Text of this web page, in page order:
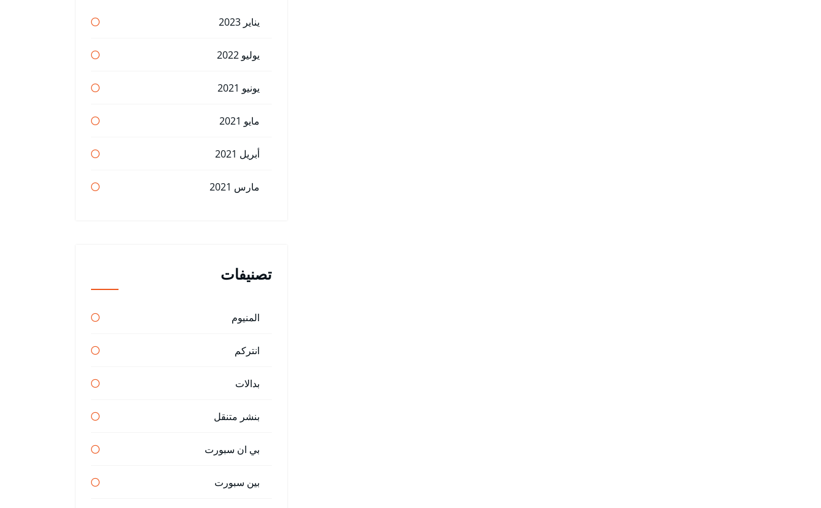
يناير 2023
يوليو 2022
يونيو 2021
مايو 2021
أبريل 2021
مارس 2021
تصنيفات
المنيوم
انتركم
بدالات
بنشر متنقل
بي ان سبورت
بين سبورت